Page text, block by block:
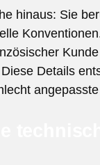
hinaus: Sie
Details